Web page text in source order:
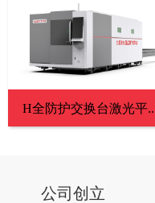
H全防护交换台激光平
公司创立